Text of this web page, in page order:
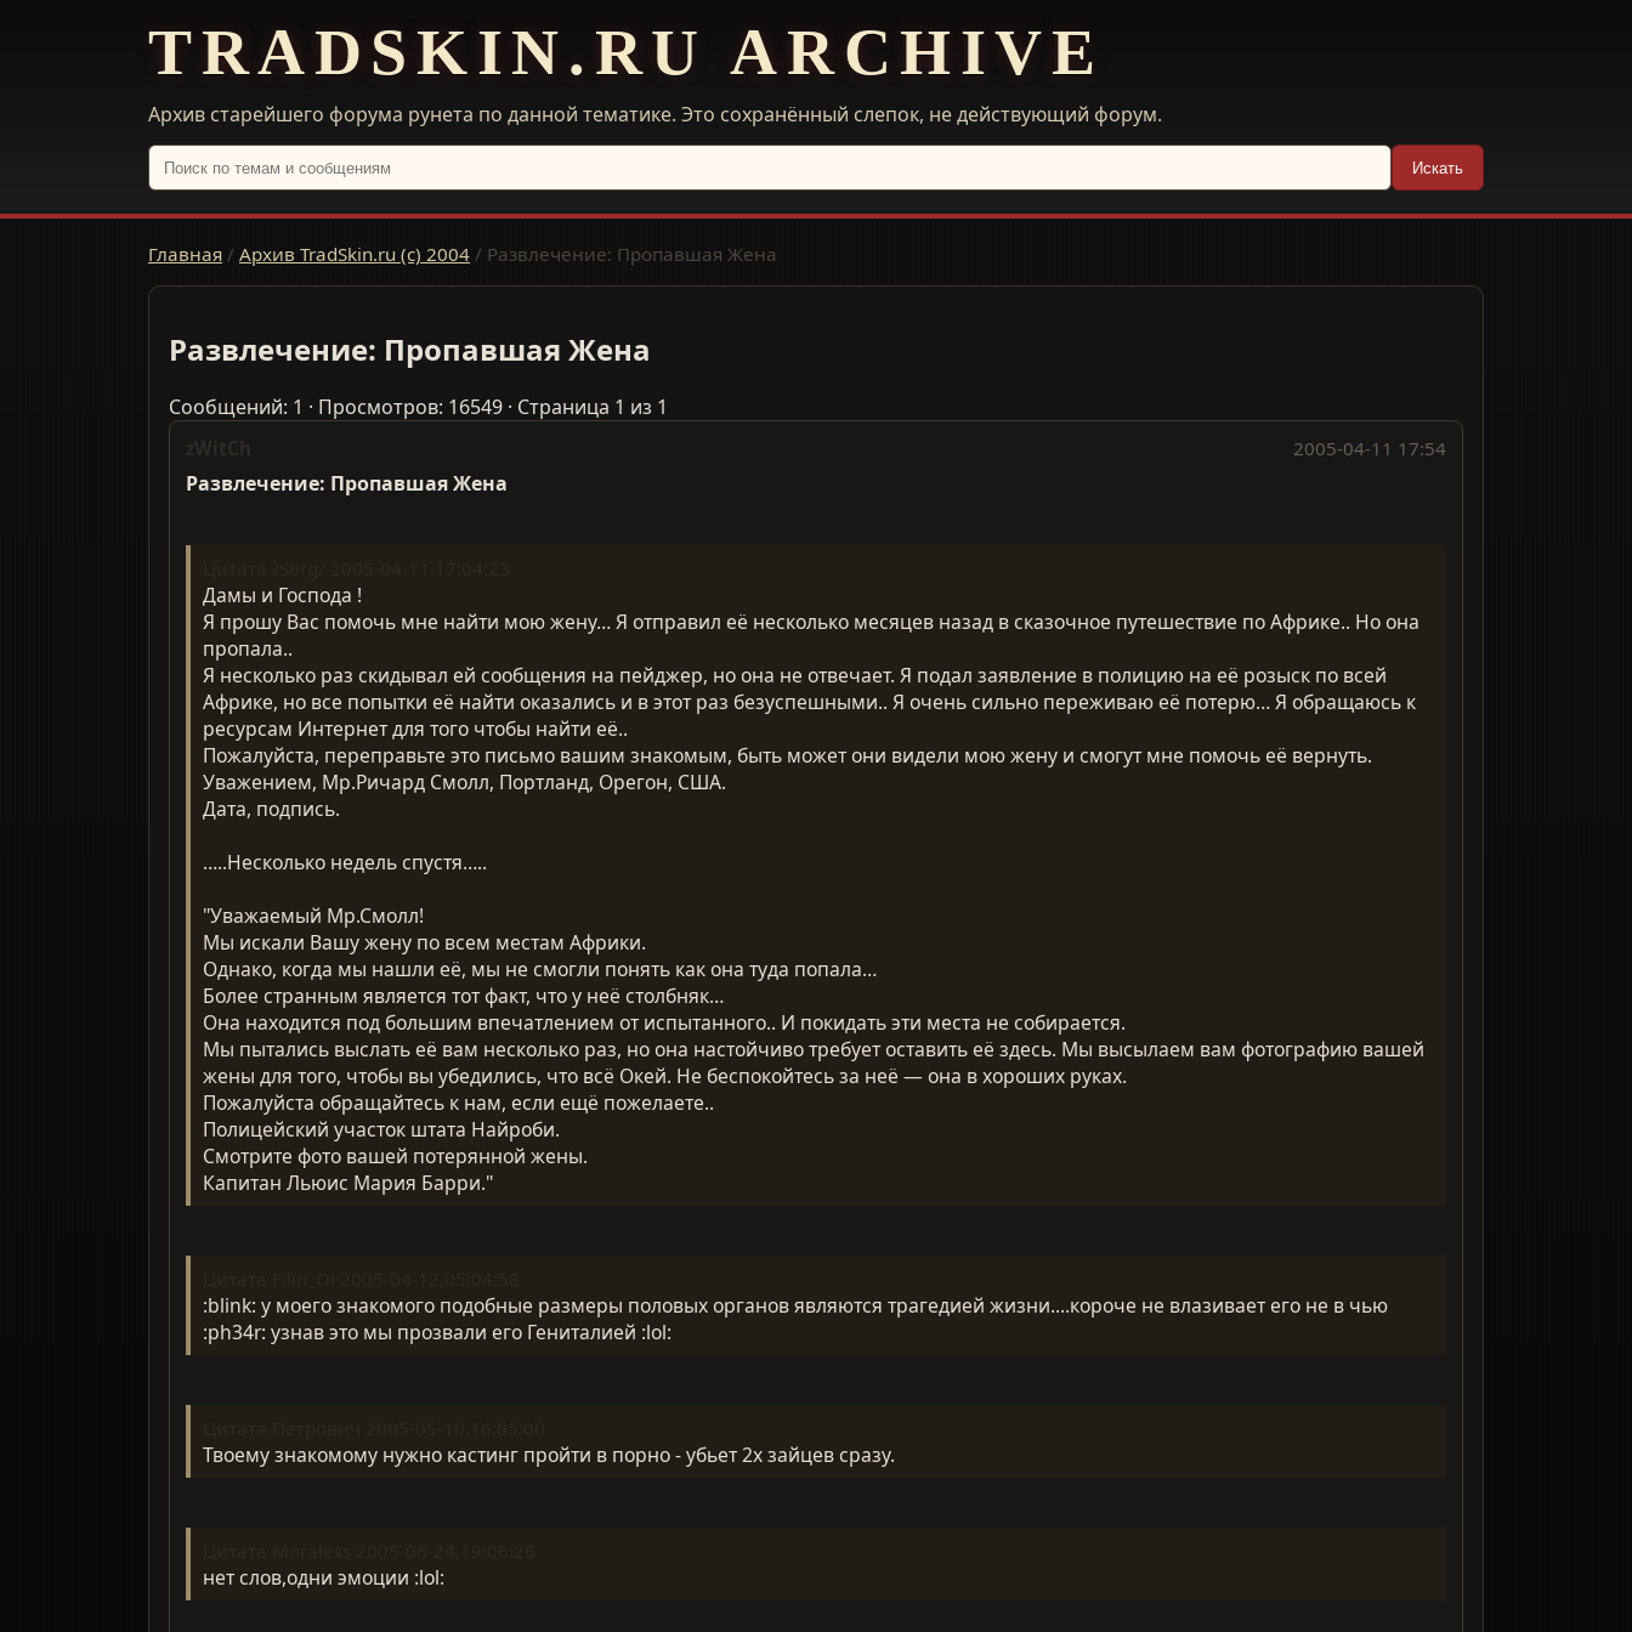
TRADSKIN.RU ARCHIVE
Архив старейшего форума рунета по данной тематике. Это сохранённый слепок, не действующий форум.
Искать
Главная / Архив TradSkin.ru (с) 2004 / Развлечение: Пропавшая Жена
Развлечение: Пропавшая Жена
Сообщений: 1 · Просмотров: 16549 · Страница 1 из 1
zWitCh 2005-04-11 17:54
Развлечение: Пропавшая Жена
Дамы и Господа !
Я прошу Вас помочь мне найти мою жену… Я отправил её несколько месяцев назад в сказочное путешествие по Африке.. Но она
пропала..
Я несколько раз скидывал ей сообщения на пейджер, но она не отвечает. Я подал заявление в полицию на её розыск по всей
Африке, но все попытки её найти оказались и в этот раз безуспешными.. Я очень сильно переживаю её потерю… Я обращаюсь к
ресурсам Интернет для того чтобы найти её..
Пожалуйста, переправьте это письмо вашим знакомым, быть может они видели мою жену и смогут мне помочь её вернуть.
Уважением, Мр.Ричард Смолл, Портланд, Орегон, США.
Дата, подпись.
…..Несколько недель спустя…..
"Уважаемый Мр.Смолл!
Мы искали Вашу жену по всем местам Африки.
Однако, когда мы нашли её, мы не смогли понять как она туда попала…
Более странным является тот факт, что у неё столбняк…
Она находится под большим впечатлением от испытанного.. И покидать эти места не собирается.
Мы пытались выслать её вам несколько раз, но она настойчиво требует оставить её здесь. Мы высылаем вам фотографию вашей
жены для того, чтобы вы убедились, что всё Окей. Не беспокойтесь за неё — она в хороших руках.
Пожалуйста обращайтесь к нам, если ещё пожелаете..
Полицейский участок штата Найроби.
Смотрите фото вашей потерянной жены.
Капитан Льюис Мария Барри."
:blink: у моего знакомого подобные размеры половых органов являются трагедией жизни....короче не влазивает его не в чью
:ph34r: узнав это мы прозвали его Гениталией :lol:
Твоему знакомому нужно кастинг пройти в порно - убьет 2х зайцев сразу.
нет слов,одни эмоции :lol: